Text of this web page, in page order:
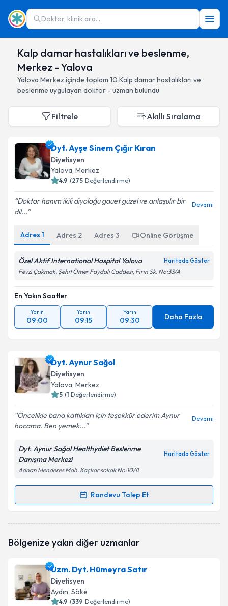
Doktor, klinik ara...
Kalp damar hastalıkları ve beslenme,
Merkez - Yalova
Yalova Merkez içinde toplam 10 Kalp damar hastalıkları ve
beslenme uygulayan doktor - uzman bulundu
Filtrele Akıllı Sıralama
Dyt. Ayşe Sinem Çığır Kıran
Diyetisyen
Yalova, Merkez
4.9 (275 Değerlendirme)
Doktor hanım ikili diyoloğu gauet güzel ve anlaşulır bir
dil...
Devamı
Adres 1 Adres 2 Adres 3 Online Görüşme
Özel Aktif International Hospital Yalova Haritada Göster
Fevzi Çakmak, Şehit Ömer Faydalı Caddesi, Fırın Sk. No:33/A
En Yakın Saatler
Yarın
09:00
Yarın
09:15
Yarın
09:30 Daha Fazla
Dyt. Aynur Sağol
Diyetisyen
Yalova, Merkez
5 (1 Değerlendirme)
Öncelikle bana kattıkları için teşekkür ederim Aynur
hocama. Ben yemek...
Devamı
Dyt. Aynur Sağol Healthydiet Beslenme
Danışma Merkezi
Haritada Göster
Adnan Menderes Mah. Kaçkar sokak No:10/8
Randevu Talep Et
Randevu Takvimi Talebi
oluşturun. Size bu uzmandan randevu almanız için bir
E-posta Adresiniz
Bölgenize yakın diğer uzmanlar
Uzm. Dyt. Hümeyra Satır
Diyetisyen
Aydın, Söke
4.9 (339 Değerlendirme)